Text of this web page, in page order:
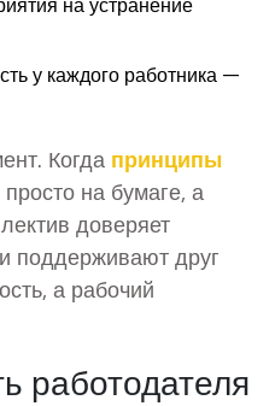
у каждого работника —
Когда принципы
просто на бумаге, а
доверяет
поддерживают друг
а рабочий
работодателя